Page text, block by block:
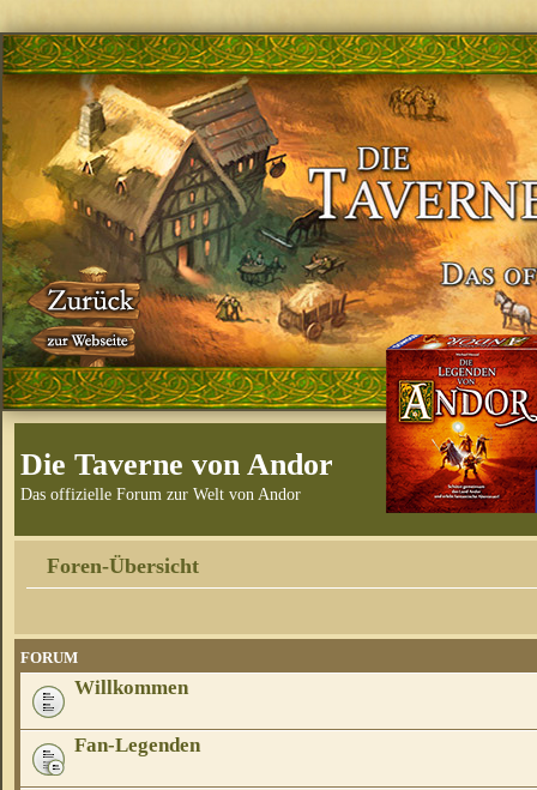
Die Taverne von Andor
Das offizielle Forum zur Welt von Andor
Foren-Übersicht
FORUM
Willkommen
Fan-Legenden